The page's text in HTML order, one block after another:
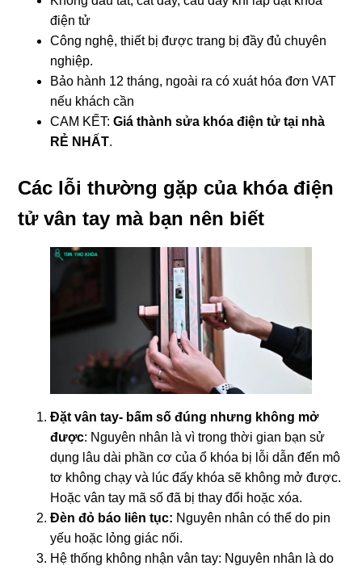
điện tử
Công nghệ, thiết bị được trang bị đầy đủ chuyên
nghiệp.
Bảo hành 12 tháng, ngoài ra có xuát hóa đơn VAT
nếu khách cần
CAM KẾT:Giá thành sửa khóa điện tử tại nhà
RẺ NHẤT.
Các lỗi thường gặp của khóa điện
tử vân tay mà bạn nên biết
Đặt vân tay- bấm số đúng nhưng không mở
được: Nguyên nhân là vì trong thời gian bạn sử
dụng lâu dài phần cơ của ổ khóa bị lỗi dẫn đến mô
tơ không chạy và lúc đấy khóa sẽ không mở được.
Hoặc vân tay mã số đã bị thay đổi hoặc xóa.
Đèn đỏ báo liên tục: Nguyên nhân có thể do pin
yếu hoặc lỏng giác nối.
Hệ thống không nhận vân tay: Nguyên nhân là do